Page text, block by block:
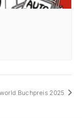
Buchpreis 2025